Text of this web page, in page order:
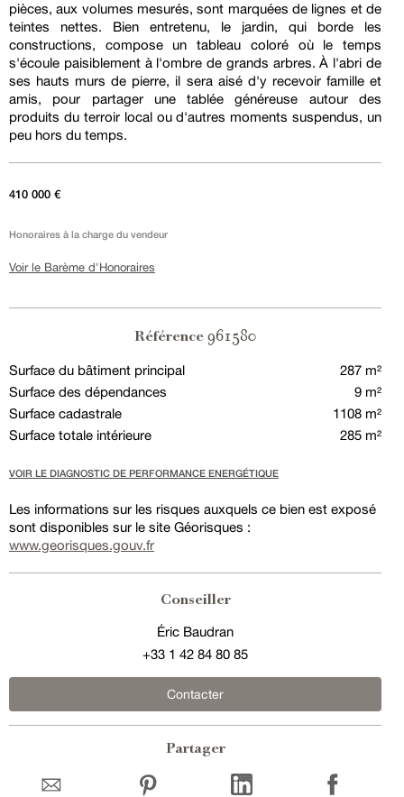
pièces, aux volumes mesurés, sont marquées de lignes et de
teintes nettes. Bien entretenu, le jardin, qui borde les
constructions, compose un tableau coloré où le temps
s'écoule paisiblement à l'ombre de grands arbres. À l'abri de
ses hauts murs de pierre, il sera aisé d'y recevoir famille et
amis, pour partager une tablée généreuse autour des
produits du terroir local ou d'autres moments suspendus, un
peu hors du temps.
410 000 €
Honoraires à la charge du vendeur
Voir le Barème d'Honoraires
Référence 961580
Surface du bâtiment principal
287 m²
Surface des dépendances
9 m²
Surface cadastrale
1108 m²
Surface totale intérieure
285 m²
VOIR LE DIAGNOSTIC DE PERFORMANCE ENERGÉTIQUE
Les informations sur les risques auxquels ce bien est exposé
sont disponibles sur le site Géorisques :
www.georisques.gouv.fr
Conseiller
Éric Baudran
+33 1 42 84 80 85
Contacter
Partager